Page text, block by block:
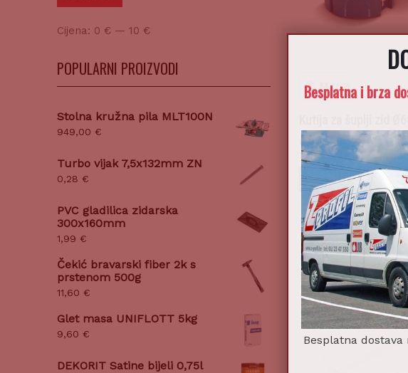
0,52€
Dodaj u košaricu
Cijena: 0 € — 10 €
POPULARNI PROIZVODI
Stolna kružna pila MLT100N
949,00 €
Turbo vijak 7,5x132mm ZN
0,28 €
PVC gladilica zidarska
300x160mm
1,99 €
Čekić bravarski fiber 2k s
prstenom 500g
11,60 €
Glet masa UNIFLOTT 5kg
9,60 €
DEKORIT Satine bijeli 0,75l
Besplatna i brza
Besplatna